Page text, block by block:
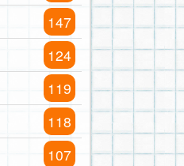
147
124
119
118
107